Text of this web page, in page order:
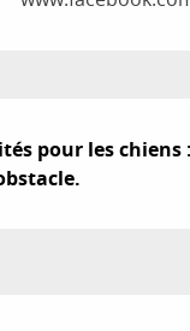
pour les chiens